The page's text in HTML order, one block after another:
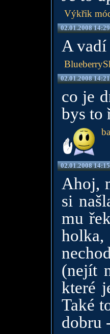
Výkřik
02.01.2008
A
02.01.2008
co je
bys to
02.01.2008
Ahoj,
si
mu
(nejít
které
Také
dobru